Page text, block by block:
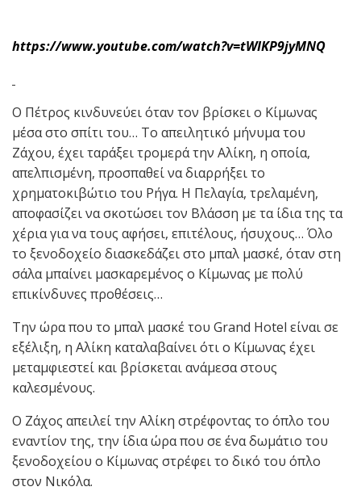
https://www.youtube.com/watch?v=tWIKP9jyMNQ
Ο Πέτρος κινδυνεύει όταν τον βρίσκει ο Κίμωνας
μέσα στο σπίτι του… Το απειλητικό μήνυμα του
Ζάχου, έχει ταράξει τρομερά την Αλίκη, η οποία,
απελπισμένη, προσπαθεί να διαρρήξει το
χρηματοκιβώτιο του Ρήγα. Η Πελαγία, τρελαμένη,
αποφασίζει να σκοτώσει τον Βλάσση με τα ίδια της τα
χέρια για να τους αφήσει, επιτέλους, ήσυχους… Όλο
το ξενοδοχείο διασκεδάζει στο μπαλ μασκέ, όταν στη
σάλα μπαίνει μασκαρεμένος ο Κίμωνας με πολύ
επικίνδυνες προθέσεις…
Την ώρα που το μπαλ μασκέ του Grand Hotel είναι σε
εξέλιξη, η Αλίκη καταλαβαίνει ότι ο Κίμωνας έχει
μεταμφιεστεί και βρίσκεται ανάμεσα στους
καλεσμένους.
Ο Ζάχος απειλεί την Αλίκη στρέφοντας το όπλο του
εναντίον της, την ίδια ώρα που σε ένα δωμάτιο του
ξενοδοχείου ο Κίμωνας στρέφει το δικό του όπλο
στον Νικόλα.